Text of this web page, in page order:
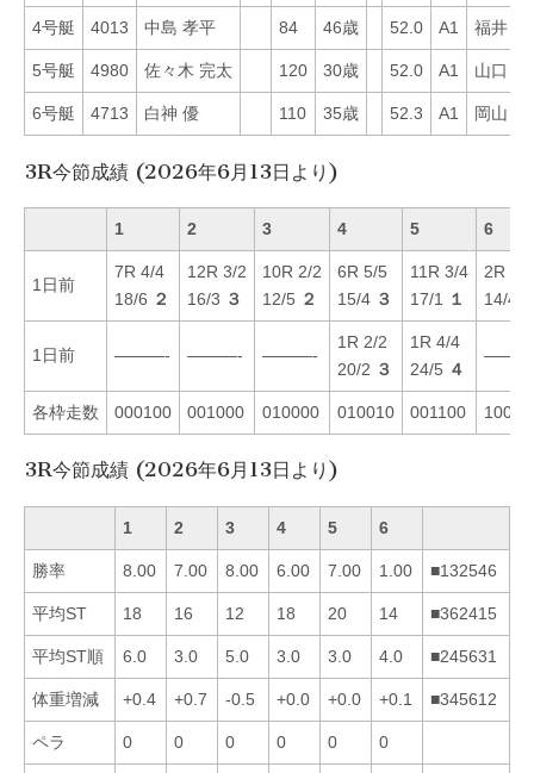
4号艇 4013 中島 孝平 84 46歳 52.0 A1 福井
5号艇 4980 佐々木 完太 120 30歳 52.0 A1 山口
6号艇 4713 白神 優 110 35歳 52.3 A1 岡山
3R今節成績 (2026年6月13日より)
1 2 3 4 5 6
1日前
7R 4/4
18/6 ２
12R 3/2
16/3 ３
10R 2/2
12/5 ２
6R 5/5
15/4 ３
11R 3/4
17/1
１
2R 1/1
14/4
1日前 ———- ———- ———-
1R 2/2
20/2 ３
1R 4/4
24/5 ４
各枠走数 000100 001000 010000 010010 001100
3R今節成績 (2026年6月13日より)
1 2 3 4 5 6
勝率 8.00 7.00 8.00 6.00 7.00 1.00 ■132546
平均ST 18 16 12 18 20 14 ■362415
平均ST順 6.0 3.0 5.0 3.0 3.0 4.0 ■245631
体重増減 +0.4 +0.7 -0.5 +0.0 +0.0 +0.1 ■345612
ペラ 0 0 0 0 0 0